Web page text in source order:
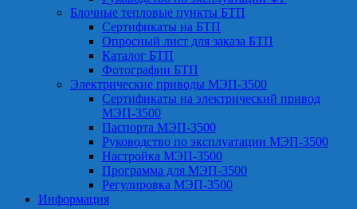
Блочные тепловые пункты БТП
Сертификаты на БТП
Опросный лист для заказа БТП
Каталог БТП
Фотографии БТП
Электрические приводы МЭП-3500
Сертификаты на электрический привод
МЭП-3500
Паспорта МЭП-3500
Руководство по эксплуатации МЭП-3500
Настройка МЭП-3500
Программа для МЭП-3500
Регулировка МЭП-3500
Информация